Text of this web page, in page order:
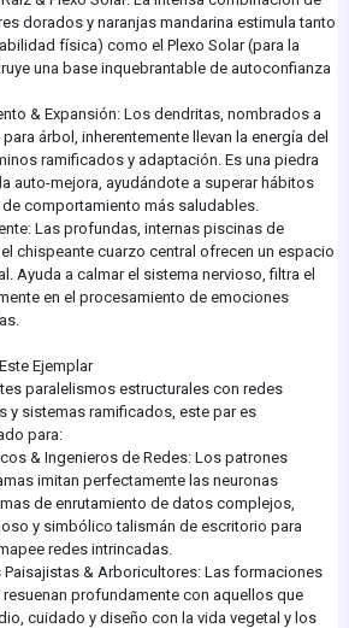
dorados y naranjas mandarina estimula tanto
física) como el Plexo Solar (para la
una base inquebrantable de autoconfianza
& Expansión: Los dendritas, nombrados a
árbol, inherentemente llevan la energía del
ramificados y adaptación. Es una piedra
auto-mejora, ayudándote a superar hábitos
comportamiento más saludables.
Las profundas, internas piscinas de
chispeante cuarzo central ofrecen un espacio
Ayuda a calmar el sistema nervioso, filtra el
en el procesamiento de emociones
Ejemplar
paralelismos estructurales con redes
y sistemas ramificados, este par es
para:
& Ingenieros de Redes: Los patrones
imitan perfectamente las neuronas
de enrutamiento de datos complejos,
y simbólico talismán de escritorio para
redes intrincadas.
& Arboricultores: Las formaciones
resuenan profundamente con aquellos que
cuidado y diseño con la vida vegetal y los